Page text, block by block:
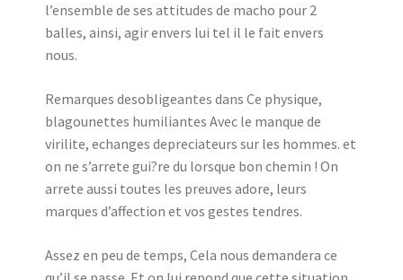
l’ensemble de ses attitudes de macho pour 2
balles, ainsi, agir envers lui tel il le fait envers
nous.
Remarques desobligeantes dans Ce physique,
blagounettes humiliantes Avec le manque de
virilite, echanges depreciateurs sur les hommes. et
on ne s’arrete gui?re du lorsque bon chemin ! On
arrete aussi toutes les preuves adore, leurs
marques d’affection et vos gestes tendres.
Assez en peu de temps, Cela nous demandera ce